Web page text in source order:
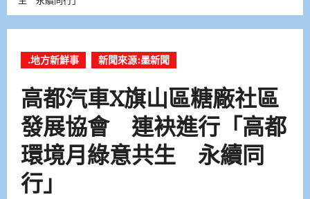
.地方新鮮事 新聞來源:墨新聞
高都汽車X旗山區糖廠社區
發展協會 連袂進行「高都
環境月綠意共生 永續同
行」